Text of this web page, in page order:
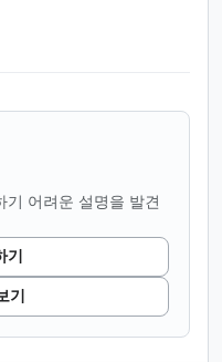
기 어려운 설명을 발견
기